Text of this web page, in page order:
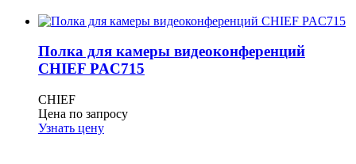
Полка для камеры видеоконференций
CHIEF PAC715
CHIEF
Цена по запросу
Узнать цену